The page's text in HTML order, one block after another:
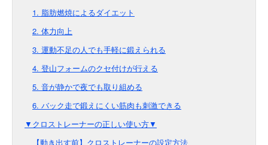
1. 脂肪燃焼によるダイエット
2. 体力向上
3. 運動不足の人でも手軽に鍛えられる
4. 登山フォームのクセ付けが行える
5. 音が静かで夜でも取り組める
6. バック走で鍛えにくい筋肉も刺激できる
▼クロストレーナーの正しい使い方▼
【動き出す前】クロストレーナーの設定方法